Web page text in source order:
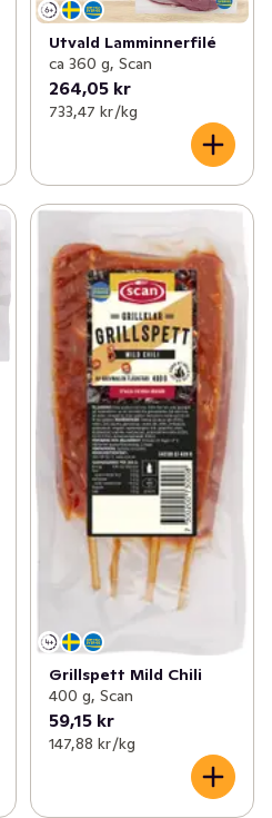
Utvald Lamminnerfilé
ca 360 g, Scan
264,05 kr
733,47 kr /kg
Grillspett Mild Chili
400 g, Scan
59,15 kr
147,88 kr /kg